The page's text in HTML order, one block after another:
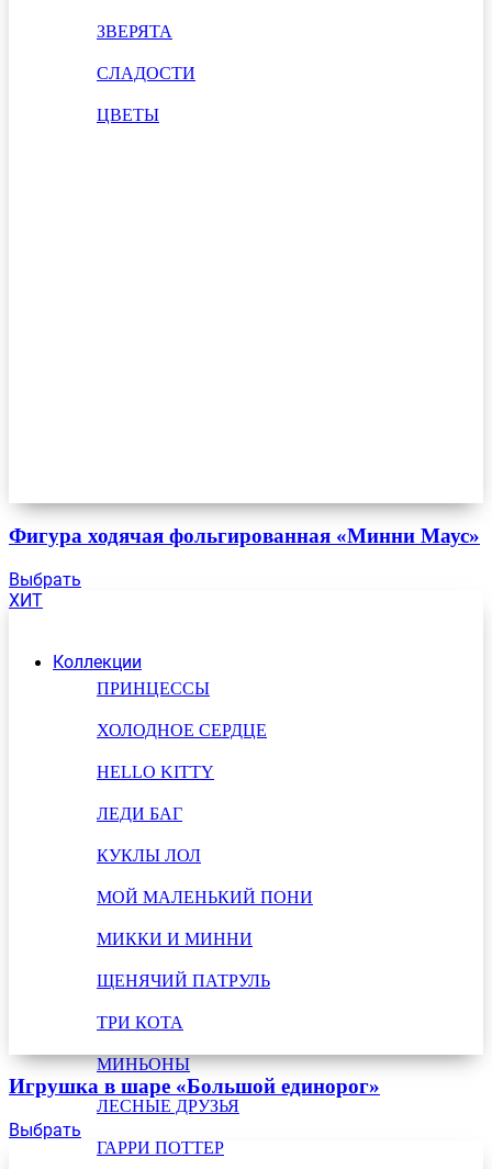
ЗВЕРЯТА
СЛАДОСТИ
ЦВЕТЫ
Коллекции
ПРИНЦЕССЫ
ХОЛОДНОЕ СЕРДЦЕ
HELLO KITTY
ЛЕДИ БАГ
КУКЛЫ ЛОЛ
МОЙ МАЛЕНЬКИЙ ПОНИ
МИККИ И МИННИ
ЩЕНЯЧИЙ ПАТРУЛЬ
ТРИ КОТА
МИНЬОНЫ
ЛЕСНЫЕ ДРУЗЬЯ
ГАРРИ ПОТТЕР
Фигура ходячая фольгированная «Минни Маус»
Выбрать
ХИТ
Игрушка в шаре «Большой единорог»
Выбрать